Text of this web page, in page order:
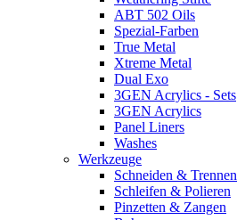
ABT 502 Oils
Spezial-Farben
True Metal
Xtreme Metal
Dual Exo
3GEN Acrylics - Sets
3GEN Acrylics
Panel Liners
Washes
Werkzeuge
Schneiden & Trennen
Schleifen & Polieren
Pinzetten & Zangen